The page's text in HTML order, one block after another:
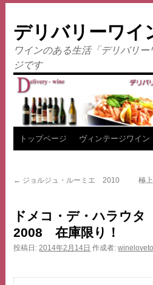
デリバリーワイ
ワインのある生活「デリバリ
ジです
コ
テ
ツ
へ
ス
トップページ ヴィンテージワイン
← ジョルジュ・ルーミエ 2010
極
ドメコ・デ・ハラウ
2008 在庫限り！
投稿日: 2014年2月14日 作成者: